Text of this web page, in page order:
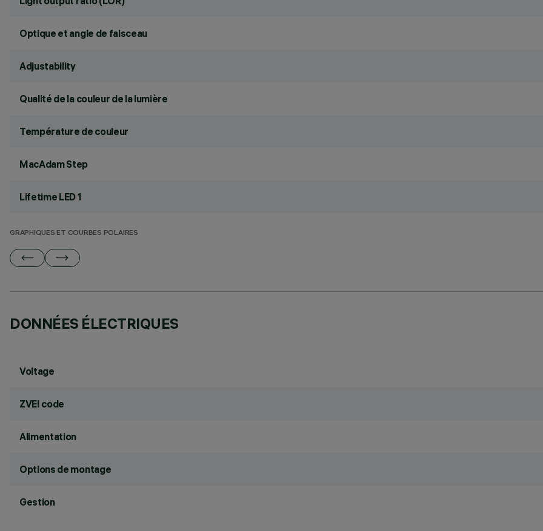
Optique et angle de faisceau
Adjustability
Qualité de la couleur de la lumière
Température de couleur
MacAdam Step
Lifetime LED 1
GRAPHIQUES ET COURBES POLAIRES
DONNÉES ÉLECTRIQUES
Voltage
ZVEI code
Alimentation
Options de montage
Gestion